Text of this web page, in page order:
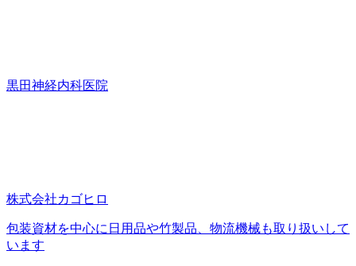
黒田神経内科医院
株式会社カゴヒロ
包装資材を中心に日用品や竹製品、物流機械も取り扱いして
います